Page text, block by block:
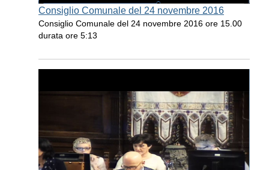
Consiglio Comunale del 24 novembre 2016
Consiglio Comunale del 24 novembre 2016 ore 15.00
durata ore 5:13